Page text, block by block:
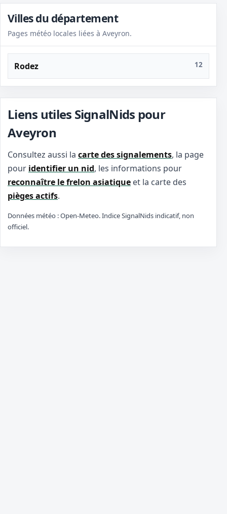
Villes du département
Pages météo locales liées à Aveyron.
Rodez 12
Liens utiles SignalNids pour
Aveyron
Consultez aussi la carte des signalements, la page
pour identifier un nid, les informations pour
reconnaître le frelon asiatique et la carte des
pièges actifs.
Données météo : Open-Meteo. Indice SignalNids indicatif, non
officiel.